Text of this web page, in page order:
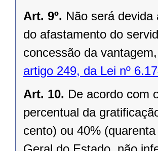
Art. 9º. Não será
do afastamento do
concessão da
artigo 249, da Lei nº
Art. 10. De acordo com
percentual da
cento) ou 40%